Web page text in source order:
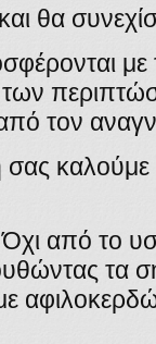
θα
με
των
τον
καλούμε
από το
τα